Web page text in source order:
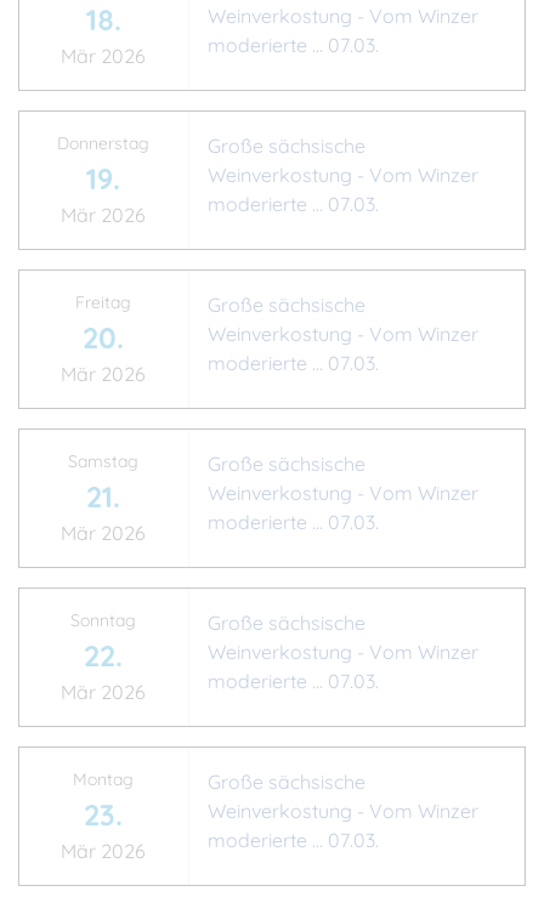
18.
Mär 2026
Weinverkostung - Vom Winzer
moderierte ... 07.03.
Donnerstag
19.
Mär 2026
Große sächsische
Weinverkostung - Vom Winzer
moderierte ... 07.03.
Freitag
20.
Mär 2026
Große sächsische
Weinverkostung - Vom Winzer
moderierte ... 07.03.
Samstag
21.
Mär 2026
Große sächsische
Weinverkostung - Vom Winzer
moderierte ... 07.03.
Sonntag
22.
Mär 2026
Große sächsische
Weinverkostung - Vom Winzer
moderierte ... 07.03.
Montag
23.
Mär 2026
Große sächsische
Weinverkostung - Vom Winzer
moderierte ... 07.03.